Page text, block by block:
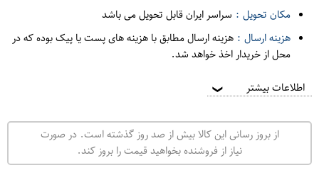
مکان تحویل : سراسر ایران قابل تحویل می باشد
هزینه ارسال : هزینه ارسال مطابق با هزینه های پست یا پیک بوده که در
محل از خریدار اخذ خواهد شد.
اطلاعات بیشتر ❯
از بروز رسانی این کالا بیش از صد روز گذشته است. در صورت
نیاز از فروشنده بخواهید قیمت را بروز کند.